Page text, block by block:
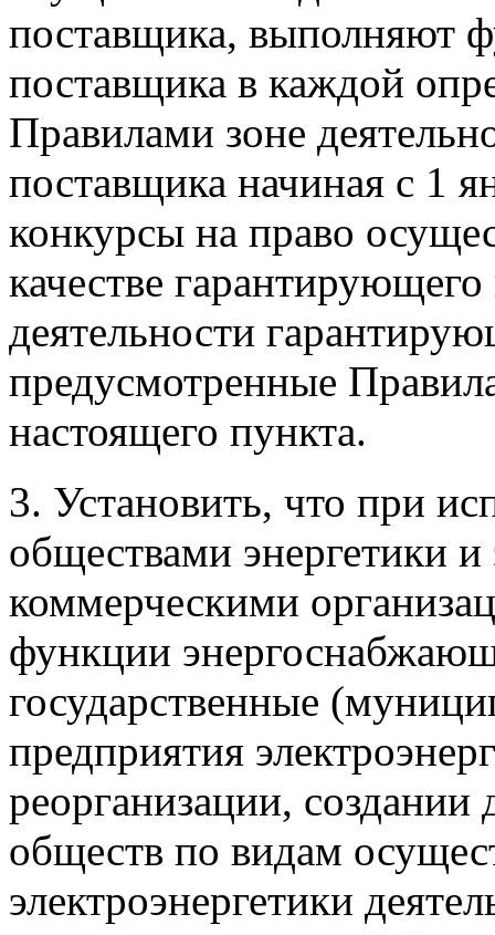
поставщика, выполняют
поставщика в каждой
Правилами зоне
поставщика начиная с 1
конкурсы на право
качестве
деятельности
предусмотренные
настоящего пункта.
3. Установить, что при
обществами энергетики
коммерческими
функции
государственные
предприятия
реорганизации,
обществ по видам
электроэнергетики